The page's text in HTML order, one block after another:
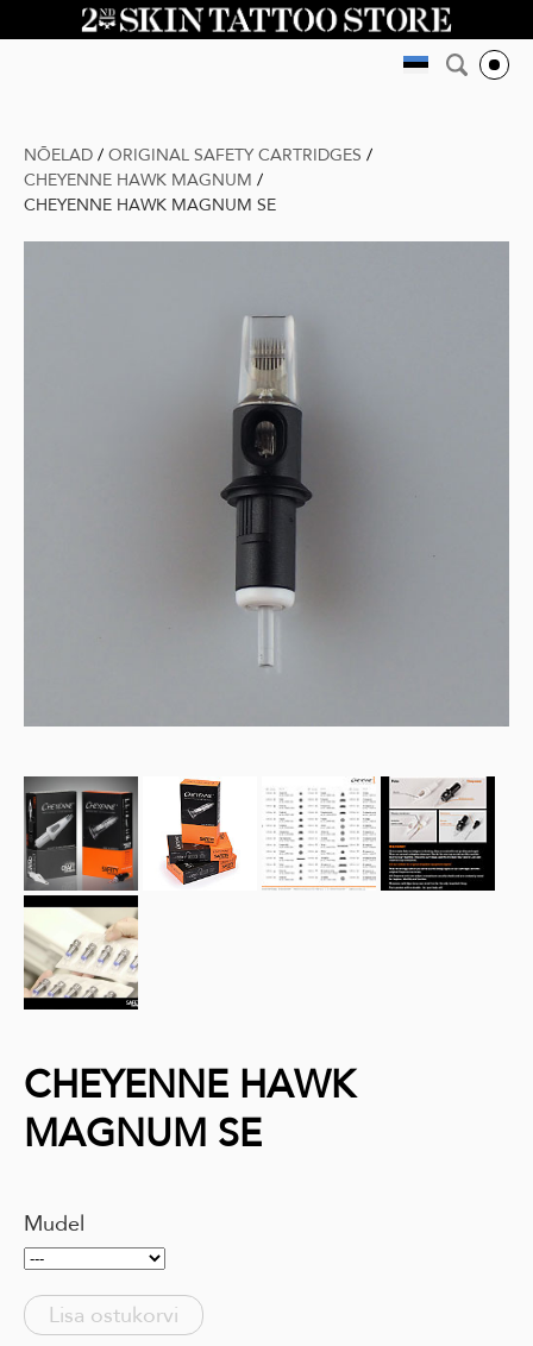
NÕELAD / ORIGINAL SAFETY CARTRIDGES /
CHEYENNE HAWK MAGNUM /
CHEYENNE HAWK MAGNUM SE
CHEYENNE HAWK
MAGNUM SE
Mudel
Lisa ostukorvi